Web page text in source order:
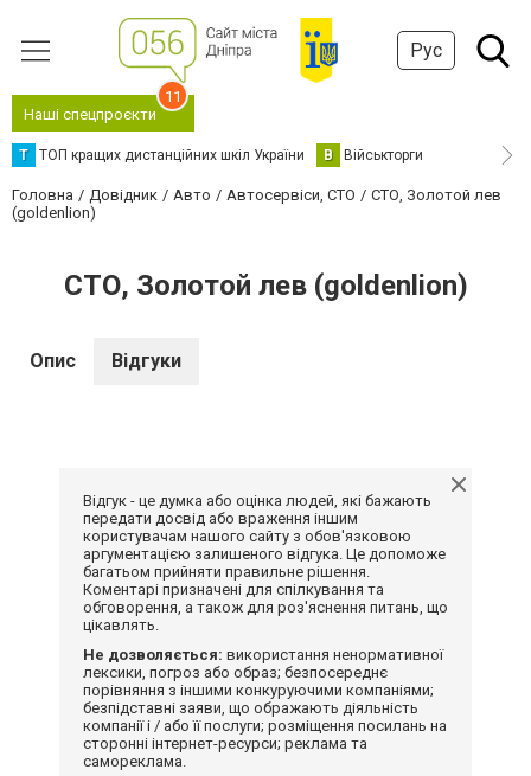
Рус
Наші спецпроєкти
11
Т ТОП кращих дистанційних шкіл України В Військторги
Головна Довідник Авто Автосервіси, СТО
СТО, Золотой лев
(goldenlion)
СТО, Золотой лев (goldenlion)
Опис Відгуки
Відгук - це думка або оцінка людей, які бажають
передати досвід або враження іншим
користувачам нашого сайту з обов'язковою
аргументацією залишеного відгука. Це допоможе
багатьом прийняти правильне рішення.
Коментарі призначені для спілкування та
обговорення, а також для роз'яснення питань, що
цікавлять.
Не дозволяється: використання ненормативної
лексики, погроз або образ; безпосереднє
порівняння з іншими конкуруючими компаніями;
безпідставні заяви, що ображають діяльність
компанії і / або її послуги; розміщення посилань на
сторонні інтернет-ресурси; реклама та
самореклама.